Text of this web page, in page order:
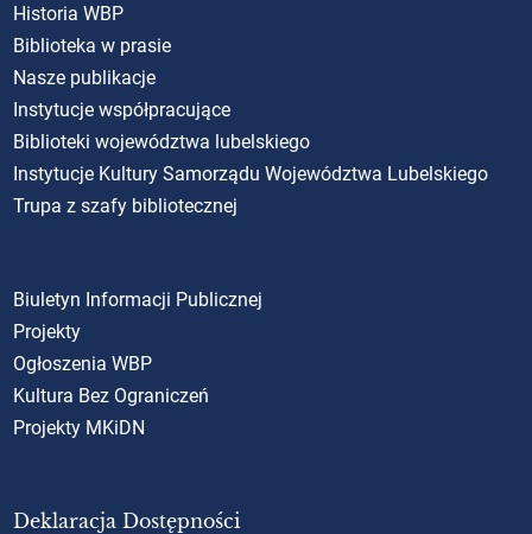
Historia WBP
Biblioteka w prasie
Nasze publikacje
Instytucje współpracujące
Biblioteki województwa lubelskiego
Instytucje Kultury Samorządu Województwa Lubelskiego
Trupa z szafy bibliotecznej
Biuletyn Informacji Publicznej
Projekty
Ogłoszenia WBP
Kultura Bez Ograniczeń
Projekty MKiDN
Deklaracja Dostępności